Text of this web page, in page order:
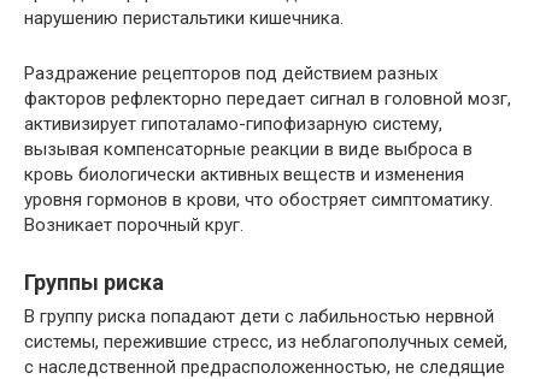
нарушению перистальтики кишечника.
Раздражение рецепторов под действием разных
факторов рефлекторно передает сигнал в головной мозг,
активизирует гипоталамо-гипофизарную систему,
вызывая компенсаторные реакции в виде выброса в
кровь биологически активных веществ и изменения
уровня гормонов в крови, что обостряет симптоматику.
Возникает порочный круг.
Группы риска
В группу риска попадают дети с лабильностью нервной
системы, пережившие стресс, из неблагополучных семей,
с наследственной предрасположенностью, не следящие